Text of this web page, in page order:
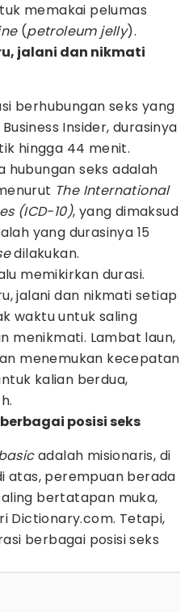
memakai pelumas
(petroleum jelly).
jalani dan nikmati
berhubungan seks yang
Insider, durasinya
hingga 44 menit.
hubungan seks adalah
The International
(ICD-10), yang dimaksud
yang durasinya 15
dilakukan.
memikirkan durasi.
jalani dan nikmati setiap
waktu untuk saling
menikmati. Lambat laun,
menemukan kecepatan
kalian berdua,
posisi seks
adalah misionaris, di
atas, perempuan berada
bertatapan muka,
Dictionary.com. Tetapi,
berbagai posisi seks